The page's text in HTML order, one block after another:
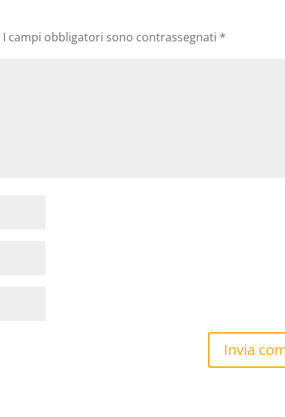
I campi obbligatori sono contrassegnati *